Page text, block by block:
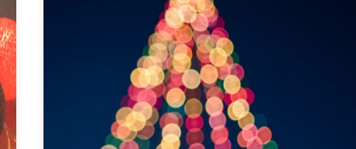
E alla fine ci sono caduto anch’io, come tutti i grandi
artisti prima o poi arriva il disco di Natale. Nell’anno in
cui con Wonderful Christmas e Meraviglioso Natale
raggiungo il traguardo delle 20 playlist di Natale
composte ecco che esagero e mi metto a scegliere e
mettere in fila […]